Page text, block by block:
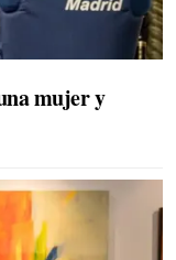
mujer y